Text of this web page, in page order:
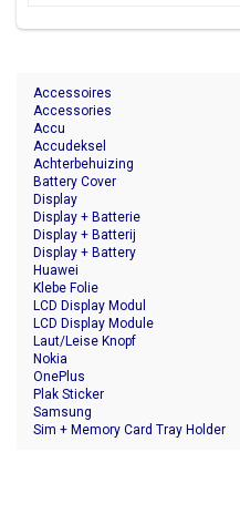
Accessoires
Accessories
Accu
Accudeksel
Achterbehuizing
Battery Cover
Display
Display + Batterie
Display + Batterij
Display + Battery
Huawei
Klebe Folie
LCD Display Modul
LCD Display Module
Laut/Leise Knopf
Nokia
OnePlus
Plak Sticker
Samsung
Sim + Memory Card Tray Holder